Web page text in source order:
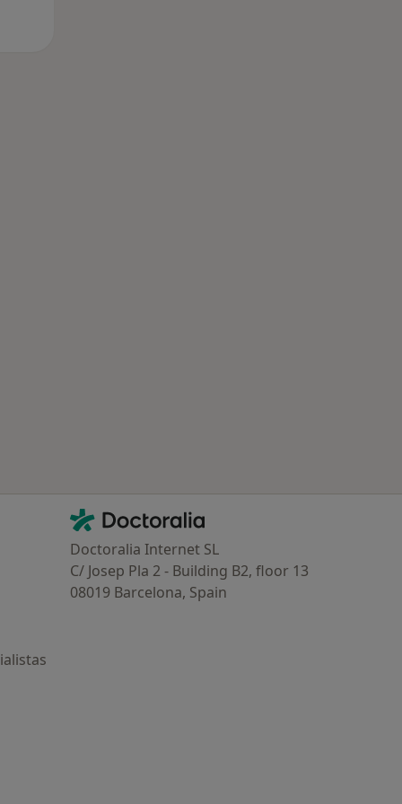
Contacto
Doctoralia - Página de inicio
Doctoralia Internet SL
C/ Josep Pla 2 - Building B2, floor 13
08019 Barcelona, Spain